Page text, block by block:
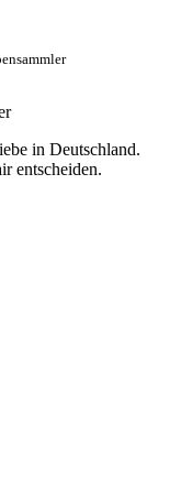
in Deutschland.
entscheiden.